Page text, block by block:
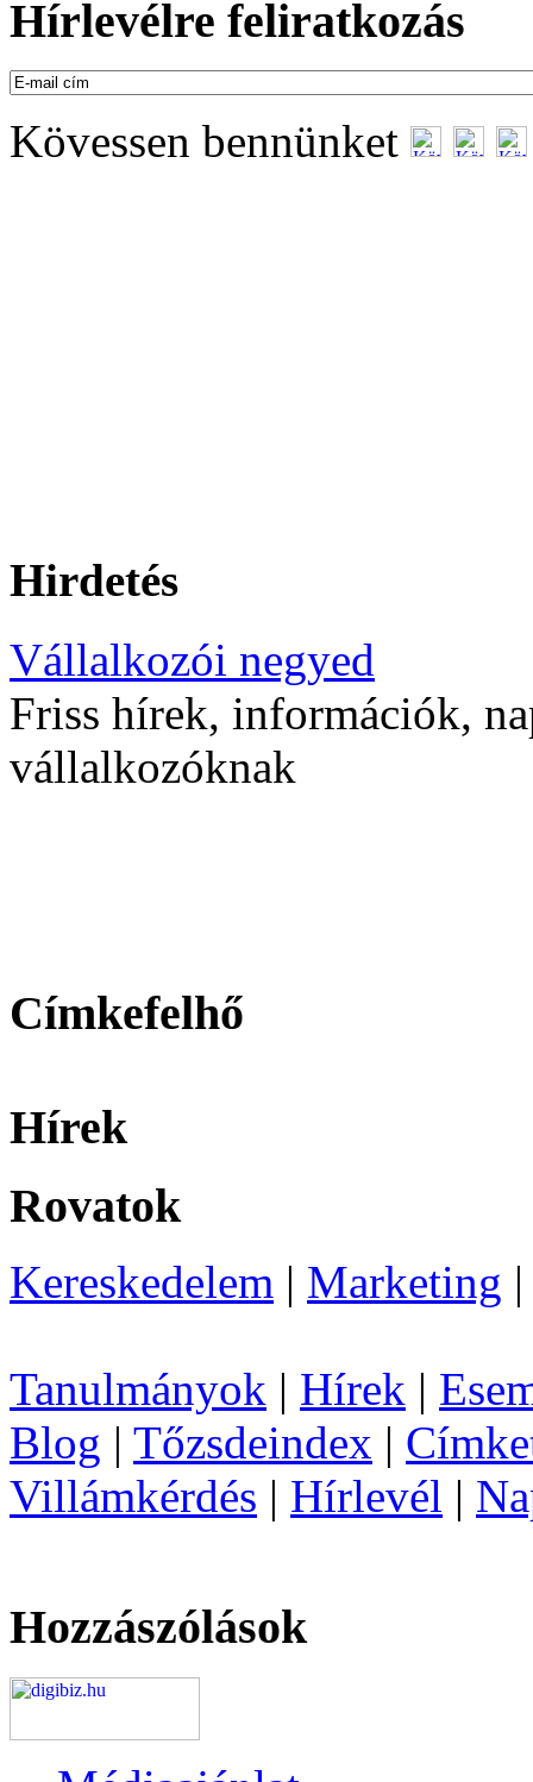
Hírlevélre feliratkozás
Kövessen bennünket
Hirdetés
Vállalkozói negyed
Friss hírek, információk,
vállalkozóknak
Címkefelhő
Hírek
Rovatok
Kereskedelem | Marketing
Tanulmányok | Hírek |
Blog | Tőzsdeindex |
Villámkérdés | Hírlevél |
Hozzászólások